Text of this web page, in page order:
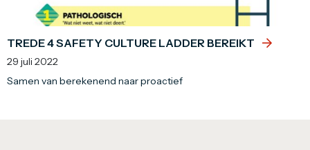
TREDE 4 SAFETY CULTURE LADDER BEREIKT
29 juli 2022
Samen van berekenend naar proactief